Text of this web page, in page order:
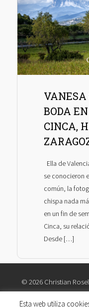
VANESA
BODA
CINCA,
Ella de
se conocieron
común, la
chispa nada
en un fin de
Cinca, su
Desde […]
© 2026 Christian
Esta web utiliza